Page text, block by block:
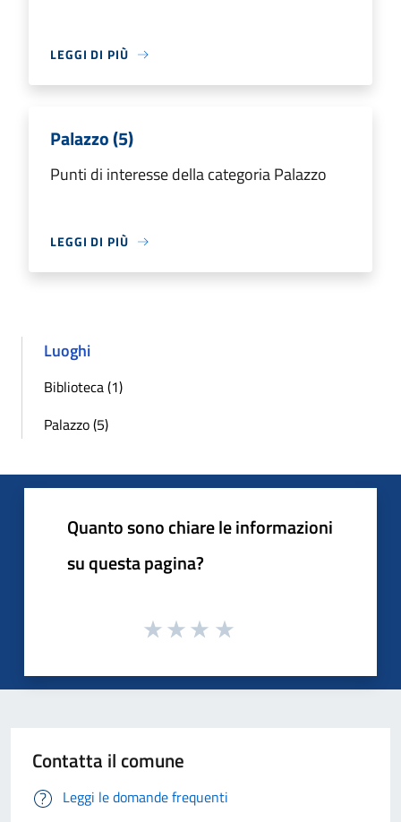
LEGGI DI PIÙ
Palazzo (5)
Punti di interesse della categoria Palazzo
LEGGI DI PIÙ
Luoghi
Biblioteca (1)
Palazzo (5)
Quanto sono chiare le informazioni
su questa pagina?
Contatta il comune
Leggi le domande frequenti